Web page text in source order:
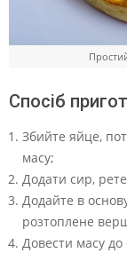
Спосіб
Збийте яйце,
масу;
Додати сир,
Додайте в
розтоплене
Довести масу до